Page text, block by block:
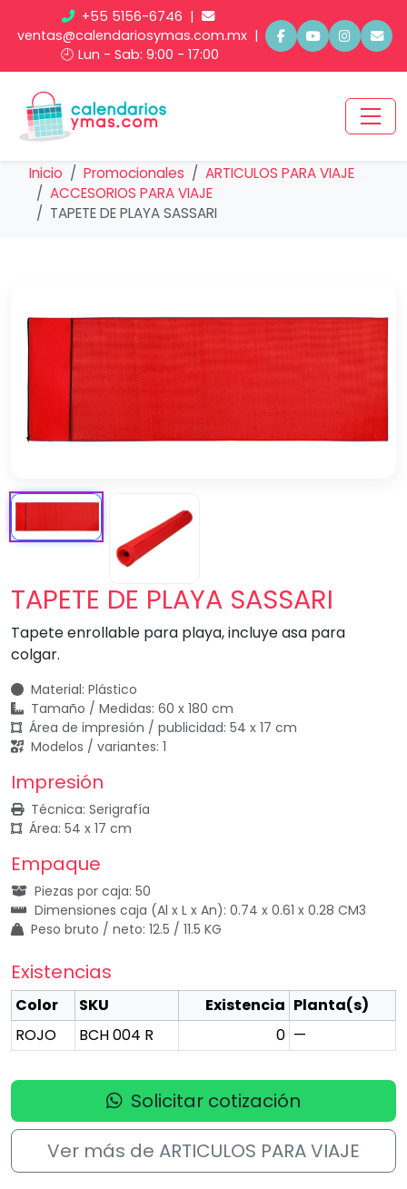
+55 5156-6746 |
ventas@calendariosymas.com.mx |
🕘 Lun - Sab: 9:00 - 17:00
Inicio Promocionales
ARTICULOS PARA VIAJE
ACCESORIOS PARA VIAJE
TAPETE DE PLAYA SASSARI
TAPETE DE PLAYA SASSARI
Tapete enrollable para playa, incluye asa para
colgar.
Material: Plástico
Tamaño / Medidas: 60 x 180 cm
Área de impresión / publicidad: 54 x 17 cm
Modelos / variantes: 1
Impresión
Técnica: Serigrafía
Área: 54 x 17 cm
Empaque
Piezas por caja: 50
Dimensiones caja (Al x L x An): 0.74 x 0.61 x 0.28 CM3
Peso bruto / neto: 12.5 / 11.5 KG
Existencias
Color SKU Existencia Planta(s)
ROJO
BCH 004 R 0 —
Solicitar cotización
Ver más de ARTICULOS PARA VIAJE